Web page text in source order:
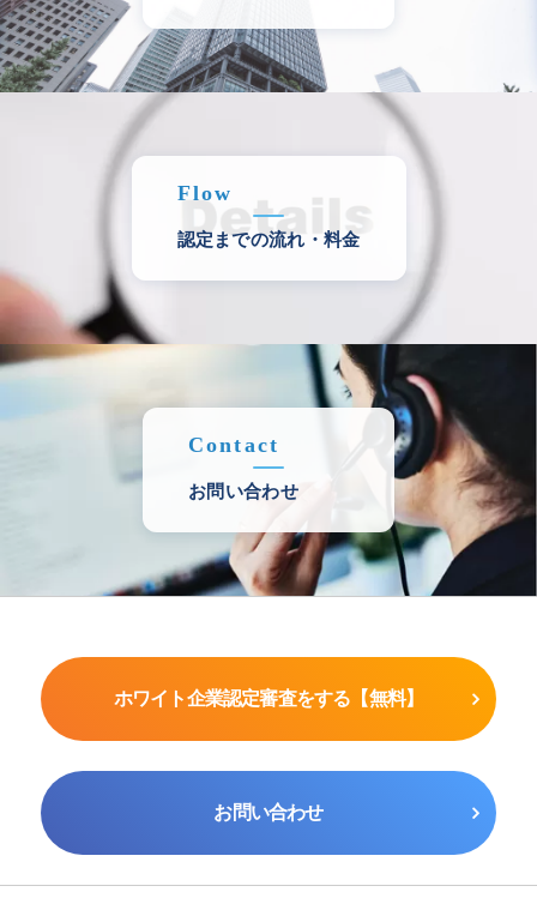
Flow
認定までの流れ・料金
Contact
お問い合わせ
ホワイト企業認定審査をする【無料】
お問い合わせ